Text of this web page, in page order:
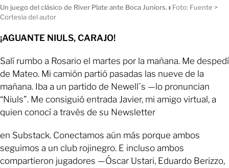
Un juego del clásico de River Plate ante Boca Juniors. ı Foto: Fuente >
Cortesía del autor
¡AGUANTE NIULS, CARAJO!
Salí rumbo a Rosario el martes por la mañana. Me despedí
de Mateo. Mi camión partió pasadas las nueve de la
mañana. Iba a un partido de Newell´s —lo pronuncian
“Niuls”. Me consiguió entrada Javier, mi amigo virtual, a
quien conocí a través de su Newsletter
en Substack. Conectamos aún más porque ambos
seguimos a un club rojinegro. E incluso ambos
compartieron jugadores —Óscar Ustari, Eduardo Berizzo,